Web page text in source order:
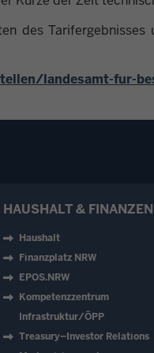
des
landesamt-fur-
HAUSHALT & FINANZEN
Haushalt
Finanzplatz NRW
EPOS.NRW
Kompetenzzentrum
Infrastruktur/ÖPP
Treasury–Investor Relations